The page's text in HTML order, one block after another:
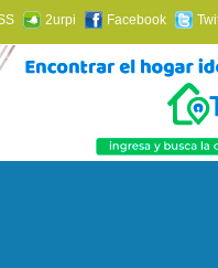
2urpi Facebook